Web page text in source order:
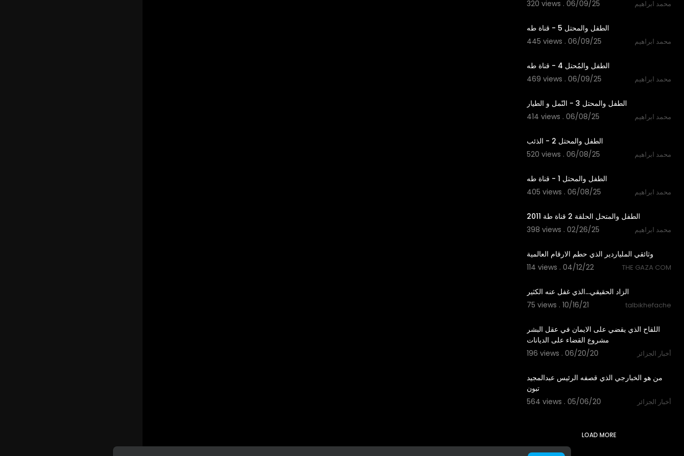
320 views . 06/09/25
محمد ابراهيم
الطفل والمحتل 5 - قناة طه
445 views . 06/09/25
محمد ابراهيم
الطفل والمُحتل 4 - قناة طه
469 views . 06/09/25
محمد ابراهيم
الطفل والمحتل 3 - النّمل و الطيار
414 views . 06/08/25
محمد ابراهيم
الطفل والمحتل 2 - الذئب
520 views . 06/08/25
محمد ابراهيم
الطفل والمحتل 1 - قناة طه
405 views . 06/08/25
محمد ابراهيم
الطفل والمتحل الحلقة 2 قناة طة 2011
398 views . 02/26/25
محمد ابراهيم
وثائقي الملياردير الذي حطم الارقام العالمية
114 views . 04/12/22
THE GAZA COM
⁣الزاد الحقيقي...الذي غفل عنه الكثير
75 views . 10/16/21
talbikhefache
اللقاح الذي يقضي على الايمان في عقل البشر
مشروع القضاء على الديانات
196 views . 06/20/20
أخبار الجزائر
من هو الخبارجي الذي قصفه الرئيس عبدالمجيد
تبون
564 views . 05/06/20
أخبار الجزائر
LOAD MORE